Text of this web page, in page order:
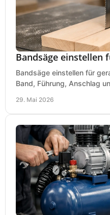
Bandsäge einstellen
Bandsäge einstellen für
Band, Führung, Anschlag
29. Mai 2026